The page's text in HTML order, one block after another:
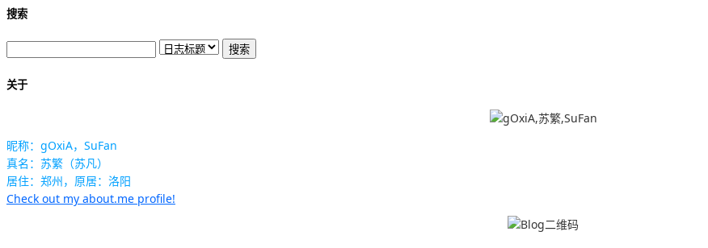
搜索
关于
昵称：gOxiA，SuFan
真名：苏繁（苏凡）
居住：郑州，原居：洛阳
Check out my about.me profile!